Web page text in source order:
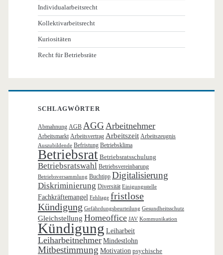
Individualarbeitsrecht
Kollektivarbeitsrecht
Kuriositäten
Recht für Betriebsräte
SCHLAGWÖRTER
Abmahnung AGB AGG Arbeitnehmer
Arbeitsmarkt Arbeitsvertrag Arbeitszeit Arbeitszeugnis
Auszubildende Befristung Betriebsklima
Betriebsrat Betriebsratsschulung
Betriebsratswahl Betriebsvereinbarung
Betriebsversammlung Buchtipp Digitalisierung
Diskriminierung Diversität Einigungsstelle
Fachkräftemangel Fehltage fristlose
Kündigung Gefährdungsbeurteilung Gesundheitsschutz
Gleichstellung Homeoffice JAV Kommunikation
Kündigung Leiharbeit
Leiharbeitnehmer Mindestlohn
Mitbestimmung Motivation psychische